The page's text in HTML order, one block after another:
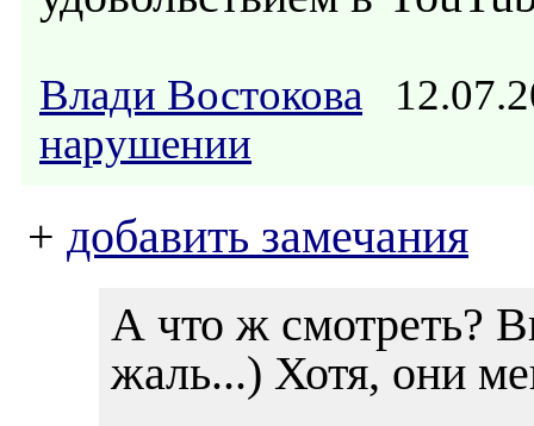
Влади Востокова
нарушении
+ добавить замечания
А что ж смотреть?
жаль...) Хотя, они